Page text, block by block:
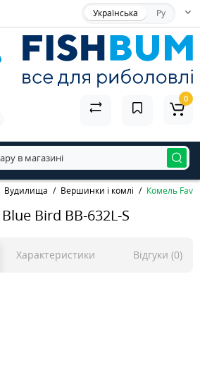
Українська Ру
0
Вудилища Вершинки і комлі Комель
Bird BB-632L-S
Характеристики Відгуки (0)